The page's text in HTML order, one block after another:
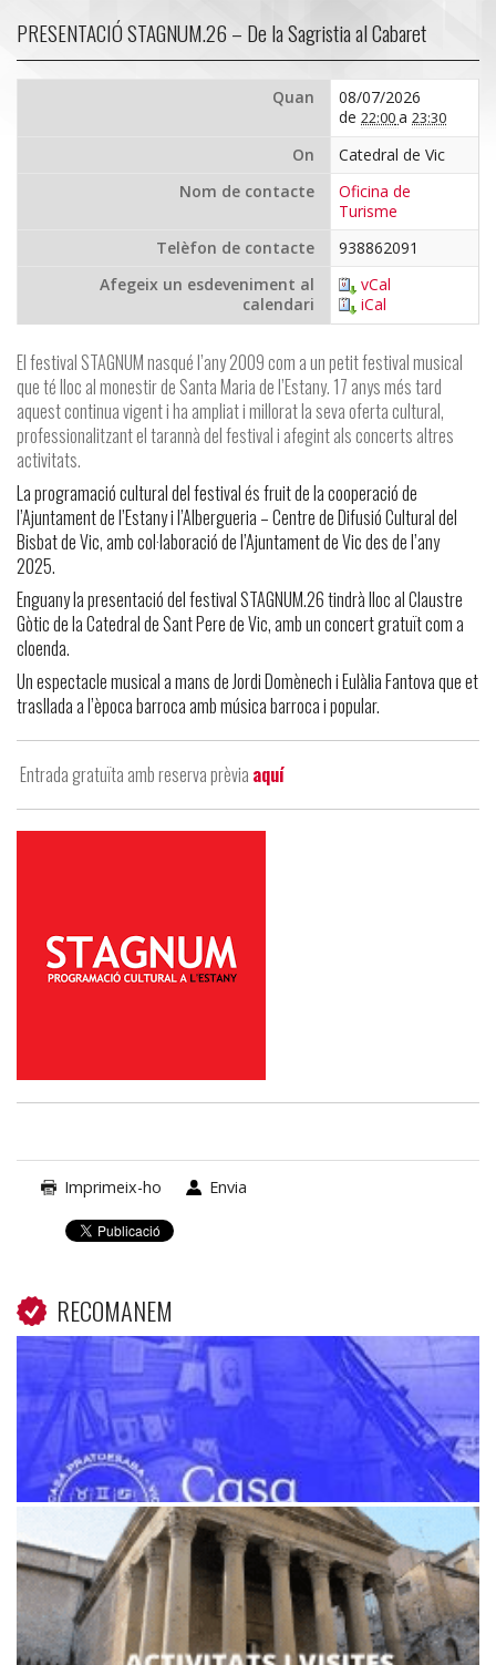
PRESENTACIÓ STAGNUM.26 – De la Sagristia al Cabaret
Quan
08/07/2026
de 22:00a 23:30
On
Catedral de Vic
Nom de contacte
Oficina de
Turisme
Telèfon de contacte
938862091
Afegeix un esdeveniment al
calendari
vCal
iCal
El festival STAGNUM nasqué l’any 2009 com a un petit festival musical
que té lloc al monestir de Santa Maria de l’Estany. 17 anys més tard
aquest continua vigent i ha ampliat i millorat la seva oferta cultural,
professionalitzant el tarannà del festival i afegint als concerts altres
activitats.
La programació cultural del festival és fruit de la cooperació de
l’Ajuntament de l’Estany i l’Albergueria – Centre de Difusió Cultural del
Bisbat de Vic, amb col·laboració de l’Ajuntament de Vic des de l’any
2025.
Enguany la presentació del festival STAGNUM.26 tindrà lloc al Claustre
Gòtic de la Catedral de Sant Pere de Vic, amb un concert gratuït com a
cloenda.
Un espectacle musical a mans de Jordi Domènech i Eulàlia Fantova que et
trasllada a l’època barroca amb música barroca i popular.
Entrada gratuïta amb reserva prèvia aquí
Imprimeix-ho Envia
RECOMANEM